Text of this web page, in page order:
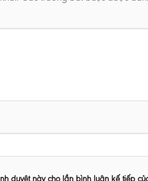
duyệt này cho lần bình luận kế tiếp